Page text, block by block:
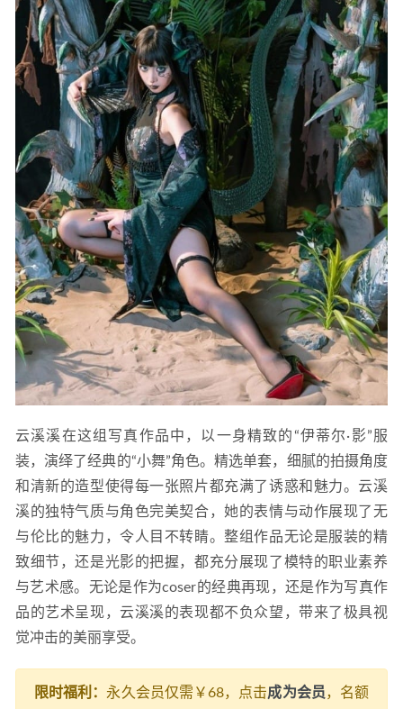
云溪溪在这组写真作品中，以一身精致的“伊蒂尔·影”服
装，演绎了经典的“小舞”角色。精选单套，细腻的拍摄角度
和清新的造型使得每一张照片都充满了诱惑和魅力。云溪
溪的独特气质与角色完美契合，她的表情与动作展现了无
与伦比的魅力，令人目不转睛。整组作品无论是服装的精
致细节，还是光影的把握，都充分展现了模特的职业素养
与艺术感。无论是作为coser的经典再现，还是作为写真作
品的艺术呈现，云溪溪的表现都不负众望，带来了极具视
觉冲击的美丽享受。
限时福利： 永久会员仅需￥68，点击成为会员，名额